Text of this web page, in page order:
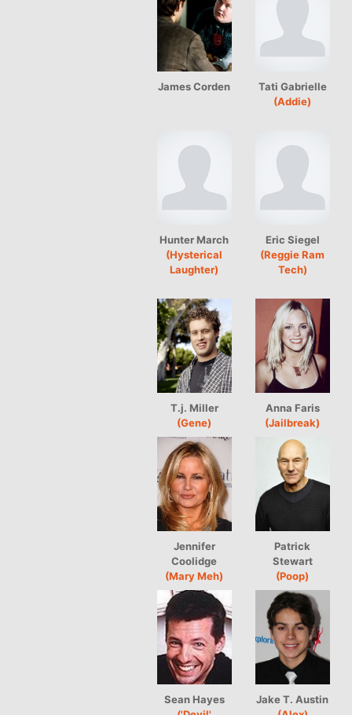
James Corden
Tati Gabrielle
(Addie)
Hunter March
(Hysterical
Laughter)
Eric Siegel
(Reggie Ram
Tech)
T.j. Miller
(Gene)
Anna Faris
(Jailbreak)
Jennifer
Coolidge
(Mary Meh)
Patrick
Stewart
(Poop)
Sean Hayes
Jake T. Austin